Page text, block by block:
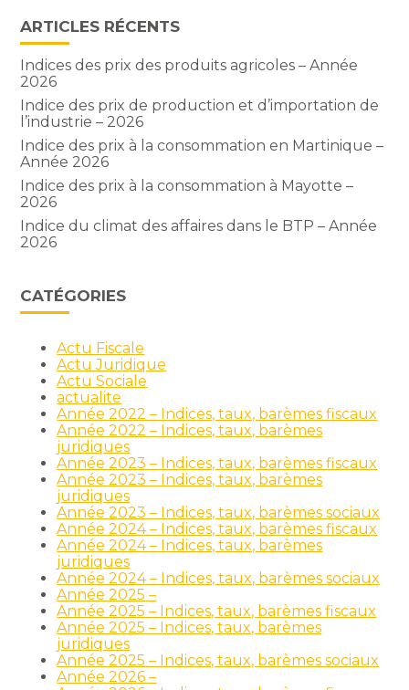
ARTICLES RÉCENTS
Indices des prix des produits agricoles – Année
2026
Indice des prix de production et d’importation de
l’industrie – 2026
Indice des prix à la consommation en Martinique –
Année 2026
Indice des prix à la consommation à Mayotte –
2026
Indice du climat des affaires dans le BTP – Année
2026
CATÉGORIES
Actu Fiscale
Actu Juridique
Actu Sociale
actualite
Année 2022 – Indices, taux, barèmes fiscaux
Année 2022 – Indices, taux, barèmes
juridiques
Année 2023 – Indices, taux, barèmes fiscaux
Année 2023 – Indices, taux, barèmes
juridiques
Année 2023 – Indices, taux, barèmes sociaux
Année 2024 – Indices, taux, barèmes fiscaux
Année 2024 – Indices, taux, barèmes
juridiques
Année 2024 – Indices, taux, barèmes sociaux
Année 2025 –
Année 2025 – Indices, taux, barèmes fiscaux
Année 2025 – Indices, taux, barèmes
juridiques
Année 2025 – Indices, taux, barèmes sociaux
Année 2026 –